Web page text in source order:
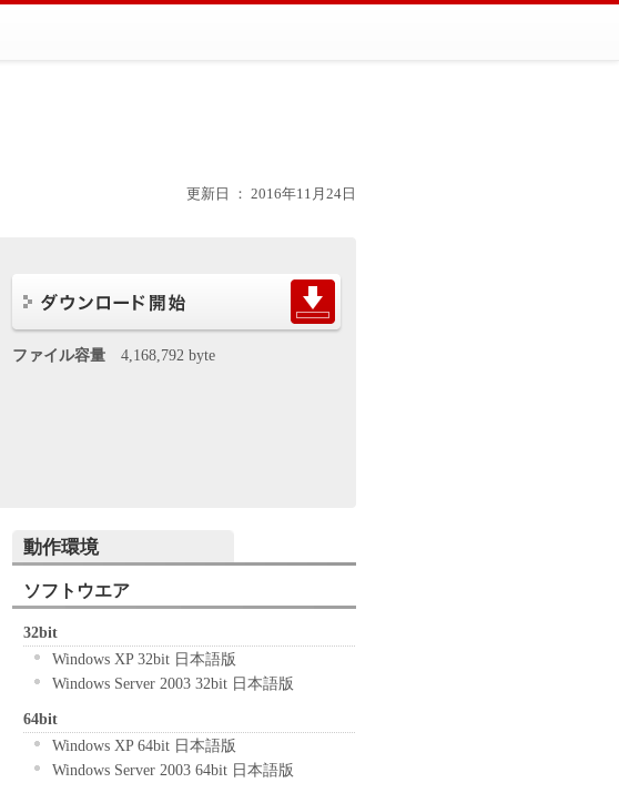
更新日 ： 2016年11月24日
ファイル容量 4,168,792 byte
動作環境
ソフトウエア
32bit
Windows XP 32bit 日本語版
Windows Server 2003 32bit 日本語版
64bit
Windows XP 64bit 日本語版
Windows Server 2003 64bit 日本語版